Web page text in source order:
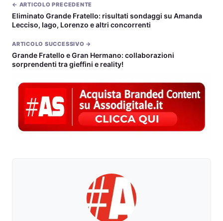
← ARTICOLO PRECEDENTE
Eliminato Grande Fratello: risultati sondaggi su Amanda
Lecciso, Iago, Lorenzo e altri concorrenti
ARTICOLO SUCCESSIVO →
Grande Fratello e Gran Hermano: collaborazioni
sorprendenti tra gieffini e reality!